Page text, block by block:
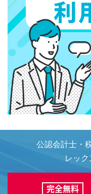
公認会計士・
レッ
完全無料